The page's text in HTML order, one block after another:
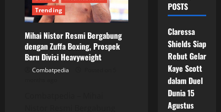
Trending
Mihai Nistor Resmi Bergabung
dengan Zuffa Boxing, Prospek
Baru Divisi Heavyweight
Combatpedia
POSTS
Claressa
Shields Siap
Rebut Gelar
Kaye Scott
dalam Duel
Dunia 15
Agustus